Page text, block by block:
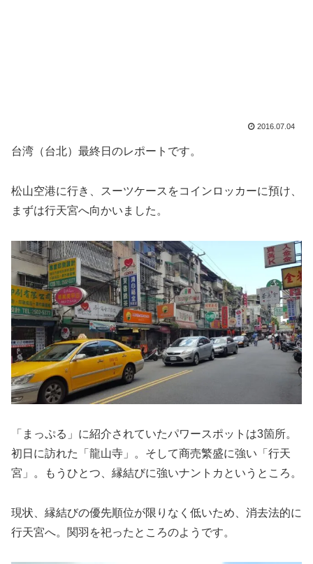
2016.07.04
台湾（台北）最終日のレポートです。
松山空港に行き、スーツケースをコインロッカーに預け、
まずは行天宮へ向かいました。
「まっぷる」に紹介されていたパワースポットは3箇所。
初日に訪れた「龍山寺」。そして商売繁盛に強い「行天
宮」。もうひとつ、縁結びに強いナントカというところ。
現状、縁結びの優先順位が限りなく低いため、消去法的に
行天宮へ。関羽を祀ったところのようです。